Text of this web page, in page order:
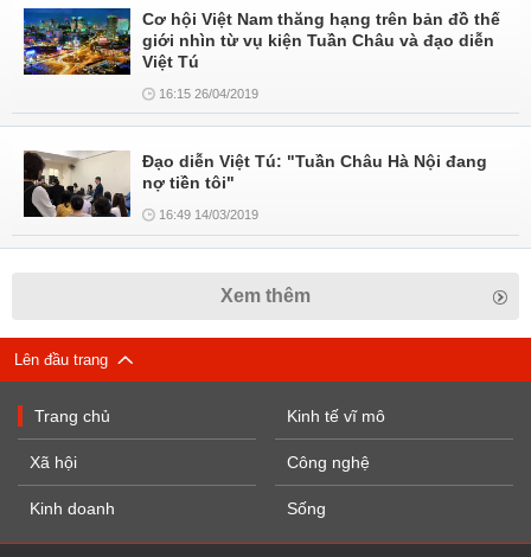
Cơ hội Việt Nam thăng hạng trên bản đồ thế
giới nhìn từ vụ kiện Tuần Châu và đạo diễn
Việt Tú
16:15 26/04/2019
Đạo diễn Việt Tú: "Tuần Châu Hà Nội đang
nợ tiền tôi"
16:49 14/03/2019
Xem thêm
Lên đầu trang
Trang chủ
Xã hội
Kinh doanh
Kinh tế vĩ mô
Công nghệ
Sống